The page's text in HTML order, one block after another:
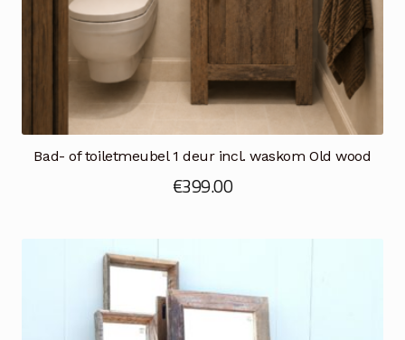
Bad- of toiletmeubel 1 deur incl. waskom Old wood
€399.00